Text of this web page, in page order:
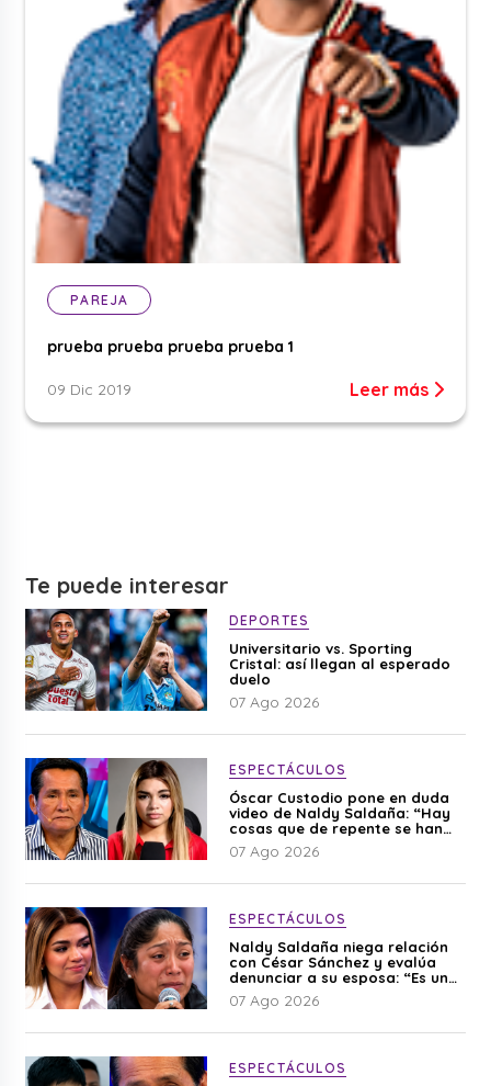
PAREJA
prueba prueba prueba prueba 1
09 Dic 2019 Leer más
Te puede interesar
DEPORTES
Universitario vs. Sporting
Cristal: así llegan al esperado
duelo
07 Ago 2026
ESPECTÁCULOS
Óscar Custodio pone en duda
video de Naldy Saldaña: “Hay
cosas que de repente se han
editado”
07 Ago 2026
ESPECTÁCULOS
Naldy Saldaña niega relación
con César Sánchez y evalúa
denunciar a su esposa: “Es una
difamación”
07 Ago 2026
ESPECTÁCULOS